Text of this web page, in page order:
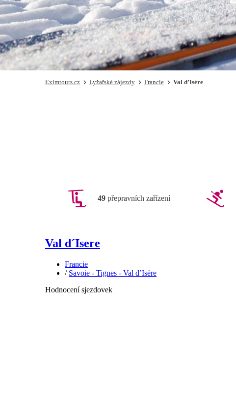
Eximtours.cz Lyžařské zájezdy Francie Val d’Isère
49 přepravních zařízení
Val d´Isere
Francie
/ Savoie - Tignes - Val d’Isère
Hodnocení sjezdovek